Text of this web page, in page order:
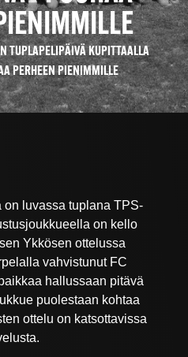
TUPLAPELIPÄIVÄ KUPITTAALLA
PERHEEN PIENIMMILLE
on luvassa tuplana TPS-
on kello
Ykkösen ottelussa
vahvistunut FC
hallussaan pitävä
puolestaan kohtaa
ottelu on katsottavissa